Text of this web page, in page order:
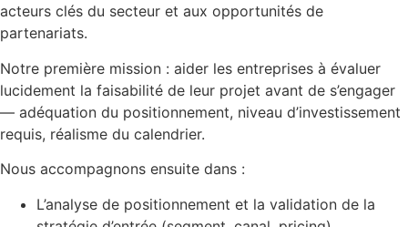
acteurs clés du secteur et aux opportunités de
partenariats.
Notre première mission : aider les entreprises à évaluer
lucidement la faisabilité de leur projet avant de s’engager
— adéquation du positionnement, niveau d’investissement
requis, réalisme du calendrier.
Nous accompagnons ensuite dans :
L’analyse de positionnement et la validation de la